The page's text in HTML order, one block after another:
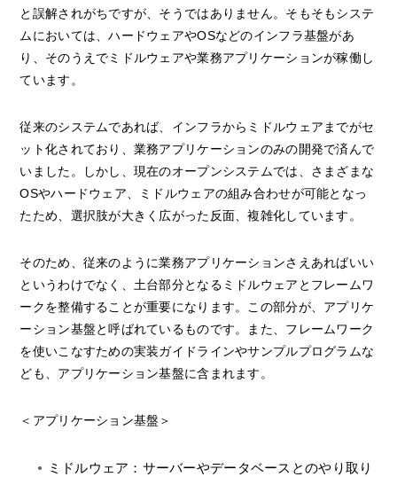
と誤解されがちですが、そうではありません。そもそもシステ
ムにおいては、ハードウェアやOSなどのインフラ基盤があ
り、そのうえでミドルウェアや業務アプリケーションが稼働し
ています。
従来のシステムであれば、インフラからミドルウェアまでがセ
ット化されており、業務アプリケーションのみの開発で済んで
いました。しかし、現在のオープンシステムでは、さまざまな
OSやハードウェア、ミドルウェアの組み合わせが可能となっ
たため、選択肢が大きく広がった反面、複雑化しています。
そのため、従来のように業務アプリケーションさえあればいい
というわけでなく、土台部分となるミドルウェアとフレームワ
ークを整備することが重要になります。この部分が、アプリケ
ーション基盤と呼ばれているものです。また、フレームワーク
を使いこなすための実装ガイドラインやサンプルプログラムな
ども、アプリケーション基盤に含まれます。
＜アプリケーション基盤＞
ミドルウェア：サーバーやデータベースとのやり取り